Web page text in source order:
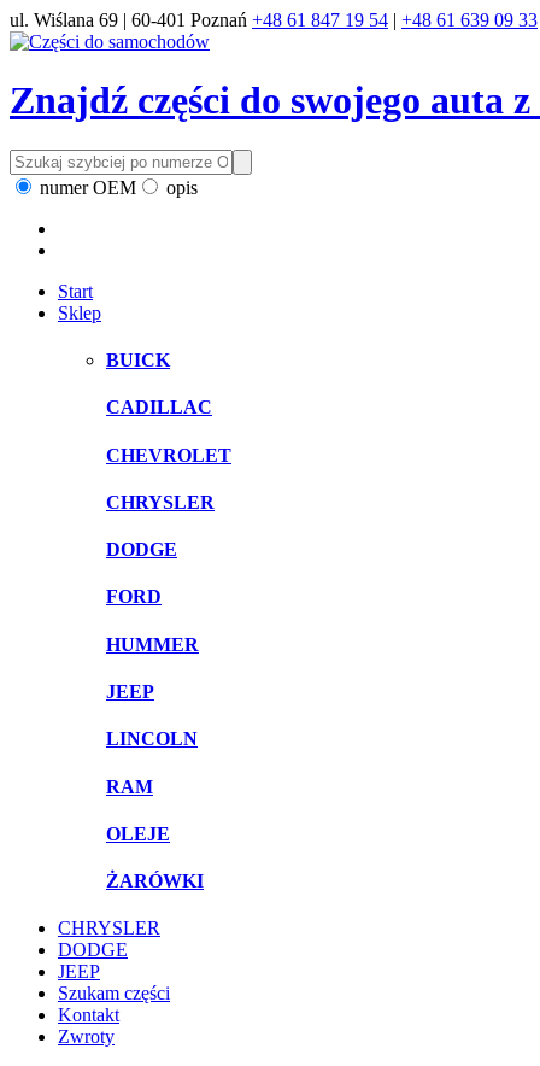
ul. Wiślana 69 | 60-401 Poznań +48 61 847 19 54 | +48 61 639 09 33
Znajdź części do swojego auta
numer OEM opis
Start
Sklep
BUICK
CADILLAC
CHEVROLET
CHRYSLER
DODGE
FORD
HUMMER
JEEP
LINCOLN
RAM
OLEJE
ŻARÓWKI
CHRYSLER
DODGE
JEEP
Szukam części
Kontakt
Zwroty